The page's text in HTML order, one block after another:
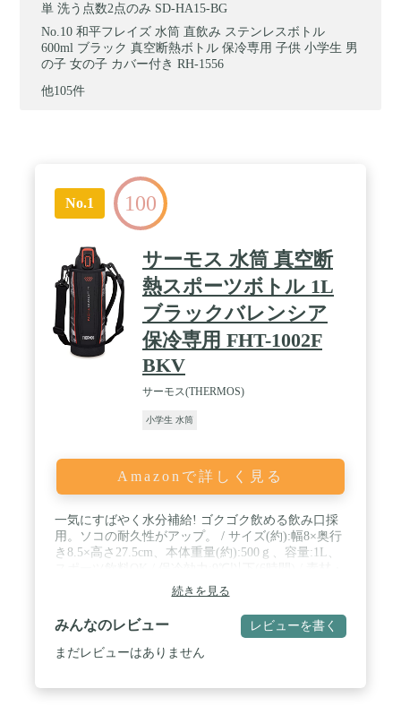
単 洗う点数2点のみ SD-HA15-BG
和平フレイズ 水筒 直飲み ステンレスボトル
600ml ブラック 真空断熱ボトル 保冷専用 子供 小学生 男
の子 女の子 カバー付き RH-1556
他105件
No.1 100
サーモス 水筒 真空断
熱スポーツボトル 1L
ブラックバレンシア
保冷専用 FHT-1002F
BKV
サーモス(THERMOS)
小学生 水筒
Amazonで詳しく見る
一気にすばやく水分補給! ゴクゴク飲める飲み口採
用。ソコの耐久性がアップ。 / サイズ(約):幅8×奥行
き8.5×高さ27.5cm、本体重量(約):500ｇ、容量:1L、
材質:内びん/ステンレス鋼 、 胴部/ステンレス鋼(ア
クリル樹脂塗装) 、 フタ・キャップ本体/ポリプロピ
レン 、 フタパッキン・シールパッキン/シリコーン
ゴム 、 ポーチ外生地/ポリウレタン・ポリエステル
、 ポーチ内生地/ポリエステル 、 クッション/発泡
続きを見る
みんなのレビュー レビューを書く
まだレビューはありません